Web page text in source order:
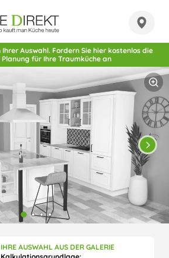
Auswahl. Fordern Sie hier kostenlos die
für Ihre Traumküche an
IHRE AUSWAHL AUS DER GALERIE